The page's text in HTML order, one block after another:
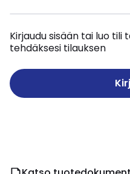
Kirjaudu sisään tai luo tili
tehdäksesi tilauksen